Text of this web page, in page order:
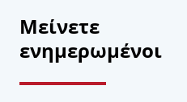
Μείνετε
ενημερωμένοι